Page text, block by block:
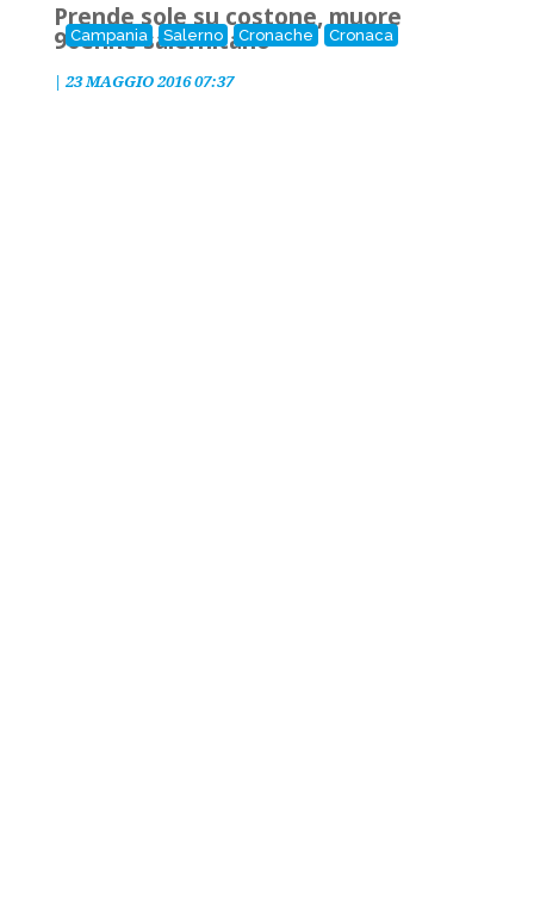
Campania Salerno Cronache Cronaca
Prende sole su costone, muore
90enne salernitano
| 23 MAGGIO 2016 07:37